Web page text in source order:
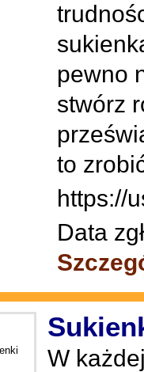
pewno
stwórz
to
https://
Data
W